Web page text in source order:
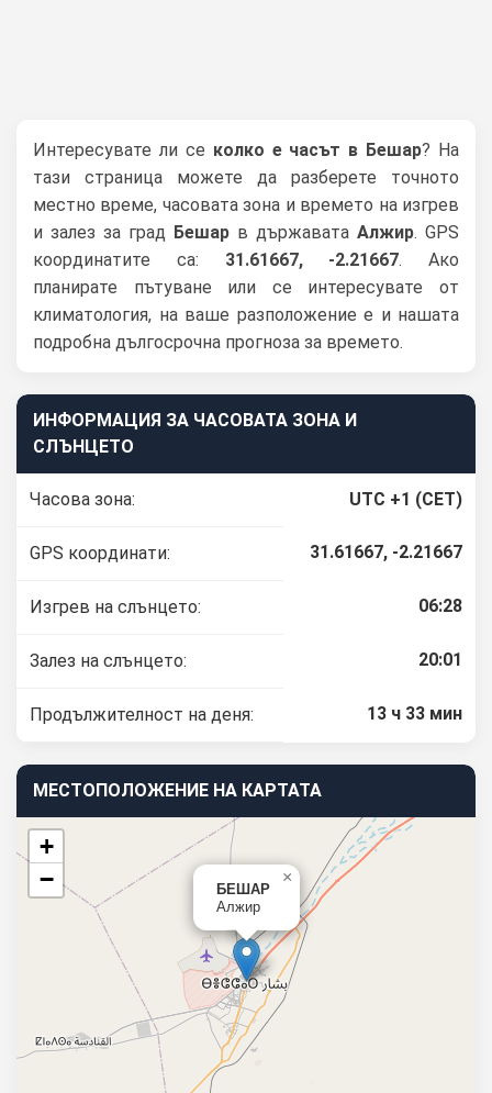
Интересувате ли се колко е часът в Бешар? На
тази страница можете да разберете точното
местно време, часовата зона и времето на изгрев
и залез за град Бешар в държавата Алжир. GPS
координатите са: 31.61667, -2.21667. Ако
планирате пътуване или се интересувате от
климатология, на ваше разположение е и нашата
подробна дългосрочна прогноза за времето.
ИНФОРМАЦИЯ ЗА ЧАСОВАТА ЗОНА И
СЛЪНЦЕТО
Часова зона: UTC +1 (CET)
GPS координати: 31.61667, -2.21667
Изгрев на слънцето: 06:28
Залез на слънцето: 20:01
Продължителност на деня: 13 ч 33 мин
МЕСТОПОЛОЖЕНИЕ НА КАРТАТА
БЕШАР
Алжир
×
+
−